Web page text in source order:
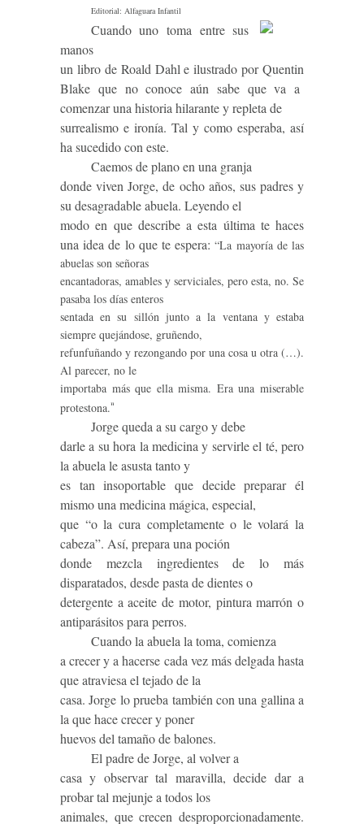
Editorial: Alfaguara Infantil
Cuando uno toma entre sus
manos
un libro de Roald Dahl e ilustrado por Quentin
Blake que no conoce aún sabe que va a
comenzar una historia hilarante y repleta de
surrealismo e ironía. Tal y como esperaba, así
ha sucedido con este.
Caemos de plano en una granja
donde viven Jorge, de ocho años, sus padres y
su desagradable abuela. Leyendo el
modo en que describe a esta última te haces
una idea de lo que te espera:“La mayoría de las
abuelas son señoras
encantadoras, amables y serviciales, pero esta, no. Se
pasaba los días enteros
sentada en su sillón junto a la ventana y estaba
siempre quejándose, gruñendo,
refunfuñando y rezongando por una cosa u otra (…).
Al parecer, no le
importaba más que ella misma. Era una miserable
protestona.”
Jorge queda a su cargo y debe
darle a su hora la medicina y servirle el té, pero
la abuela le asusta tanto y
es tan insoportable que decide preparar él
mismo una medicina mágica, especial,
que “o la cura completamente o le volará la
cabeza”. Así, prepara una poción
donde mezcla ingredientes de lo más
disparatados, desde pasta de dientes o
detergente a aceite de motor, pintura marrón o
antiparásitos para perros.
Cuando la abuela la toma, comienza
a crecer y a hacerse cada vez más delgada hasta
que atraviesa el tejado de la
casa. Jorge lo prueba también con una gallina a
la que hace crecer y poner
huevos del tamaño de balones.
El padre de Jorge, al volver a
casa y observar tal maravilla, decide dar a
probar tal mejunje a todos los
animales, que crecen desproporcionadamente.